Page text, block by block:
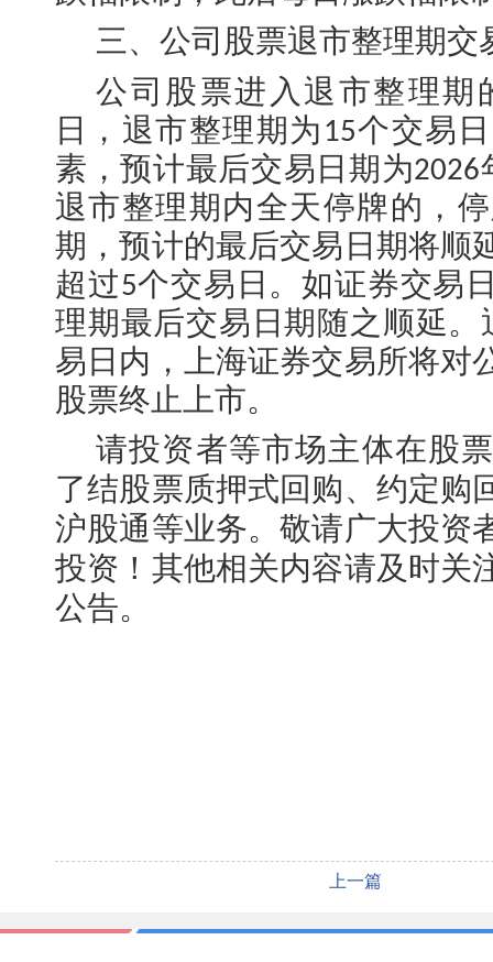
三、公司股票退市整理期交
公司股票进入退市整理期
日，退市整理期为 15个交易
素，预计最后交易日期为2026
退市整理期内全天停牌的，
期，预计的最后交易日期将顺
超过5个交易日。如证券交易
理期最后交易日期随之顺延
易日内，上海证券交易所将对
股票终止上市。
请投资者等市场主体在股
了结股票质押式回购、约定购
沪股通等业务。敬请广大投资
投资！其他相关内容请及时关
公告。
上一篇